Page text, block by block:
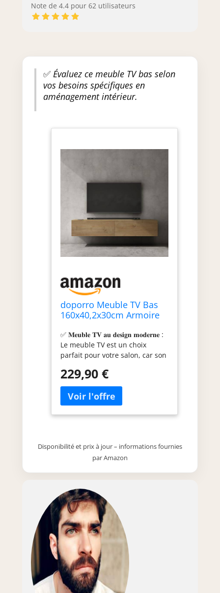
Note de 4.4 pour 62 utilisateurs
✅Évaluez ce meuble TV bas selon
vos besoins spécifiques en
aménagement intérieur.
doporro Meuble TV Bas
160x40,2x30cm Armoire
✅ 𝐌𝐞𝐮𝐛𝐥𝐞 𝐓𝐕 𝐚𝐮 𝐝𝐞𝐬𝐢𝐠𝐧 𝐦𝐨𝐝𝐞𝐫𝐧𝐞 :
Le meuble TV est un choix
parfait pour votre salon, car son
s's'harmonise avec tous les
styles d'aménagement. ✅
𝐏𝐚𝐧𝐧𝐞𝐚𝐮𝐱 𝐄𝟏 𝐝𝐞 𝐡𝐚𝐮𝐭𝐞 𝐪𝐮𝐚𝐥𝐢𝐭é : Les
panneaux constituent la base
d'une armoire TV de haute
utilisés. ✅ 𝐆𝐫𝐚𝐧𝐝 𝐞𝐬𝐩𝐚𝐜𝐞 𝐝𝐞
𝐫𝐚𝐧𝐠𝐞𝐦𝐞𝐧𝐭 : rangement pratique
objets du quotidien comme les
routeurs, les télécommandes et
les décodeurs. Ainsi, tout est à
portée de main et bien rangé. ✅
𝐅𝐞𝐫𝐦𝐞𝐭𝐮𝐫𝐞 𝐬𝐨𝐟𝐭-𝐜𝐥𝐨𝐬𝐞 : les
amortisseurs vous garantissent
une ouverture et une fermeture
faciles et en douceur du
meuble, sans aucun effort. ✅
𝐌𝐨𝐧𝐭𝐚𝐠𝐞 𝐬𝐢𝐦𝐩𝐥𝐞 : ce meuble TV
229,90 €
Disponibilité et prix à jour – informations fournies
par Amazon